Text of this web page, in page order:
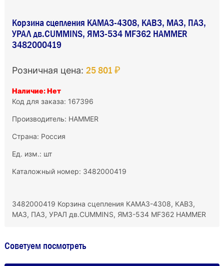
Корзина сцепления КАМАЗ-4308, КАВЗ, МАЗ, ПАЗ,
УРАЛ дв.CUMMINS, ЯМЗ-534 MF362 HAMMER
3482000419
Розничная цена: 25 801 ₽
Наличие: Нет
Код для заказа: 167396
Производитель: HAMMER
Страна: Россия
Ед. изм.: шт
Каталожный номер: 3482000419
3482000419 Корзина сцепления КАМАЗ-4308, КАВЗ,
МАЗ, ПАЗ, УРАЛ дв.CUMMINS, ЯМЗ-534 MF362 HAMMER
Советуем посмотреть